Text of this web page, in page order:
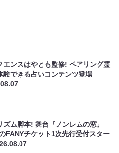
エンスはやとも監修! ペアリング霊
験できる占いコンテンツ登場
ズム脚本! 舞台『ノンレムの窓』
FANYチケット1次先行受付スター